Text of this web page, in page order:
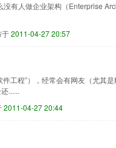
有人做企业架构（Enterprise
于2011-04-27 20:57
工程”），经常会有网友（尤其
......
2011-04-27 20:44